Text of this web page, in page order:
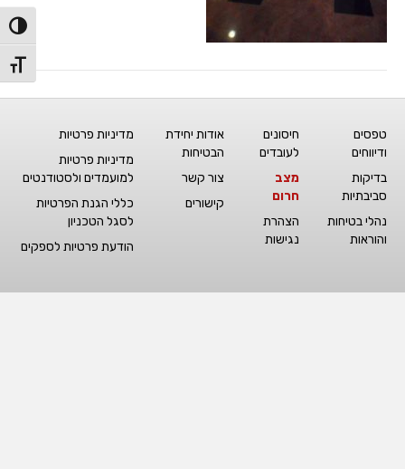
מתג
טפסים
ודיווחים
בדיקות
סביבתיות
נהלי בטיחות
והוראות
חיסונים
לעובדים
מצב
חרום
הצהרת
נגישות
אודות יחידת
הבטיחות
צור קשר
קישורים
מדיניות פרטיות
מדיניות פרטיות
למועמדים ולסטודנטים
כללי הגנת הפרטיות
לסגל הטכניון
הודעת פרטיות לספקים